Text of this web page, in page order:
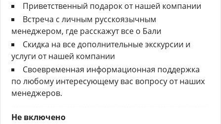
Приветственный подарок от нашей компании
Встреча с личным русскоязычным
менеджером, где расскажут все о Бали
Скидка на все дополнительные экскурсии и
услуги от нашей компании
Своевременная информационная поддержка
по любому интересующему вас вопросу от наших
менеджеров.
Не включено